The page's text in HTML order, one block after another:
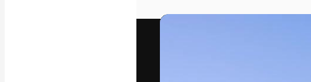
Vídeos